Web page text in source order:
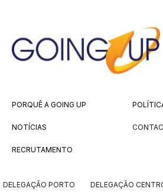
PORQUÊ A GOING UP
NOTÍCIAS
RECRUTAMENTO
DELEGAÇÃO PORTO DELEGAÇÃO